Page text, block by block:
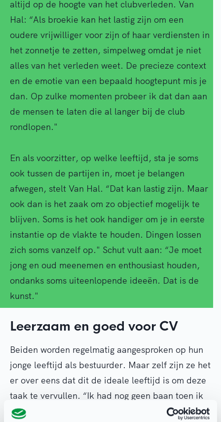
altijd op de hoogte van het clubverleden. Van
Hal: “Als broekie kan het lastig zijn om een
oudere vrijwilliger voor zijn of haar verdiensten in
het zonnetje te zetten, simpelweg omdat je niet
alles van het verleden weet. De precieze context
en de emotie van een bepaald hoogtepunt mis je
dan. Op zulke momenten probeer ik dat dan aan
de mensen te laten die al langer bij de club
rondlopen."
En als voorzitter, op welke leeftijd, sta je soms
ook tussen de partijen in, moet je belangen
afwegen, stelt Van Hal. “Dat kan lastig zijn. Maar
ook dan is het zaak om zo objectief mogelijk te
blijven. Soms is het ook handiger om je in eerste
instantie op de vlakte te houden. Dingen lossen
zich soms vanzelf op." Schut vult aan: “Je moet
jong en oud meenemen en enthousiast houden,
ondanks soms uiteenlopende ideeën. Dat is de
kunst."
Leerzaam en goed voor CV
Beiden worden regelmatig aangesproken op hun
jonge leeftijd als bestuurder. Maar zelf zijn ze het
er over eens dat dit de ideale leeftijd is om deze
taak te vervullen. “Ik had nog geen baan toen ik
eerst penningmeester werd", zegt Van Hal. “Een